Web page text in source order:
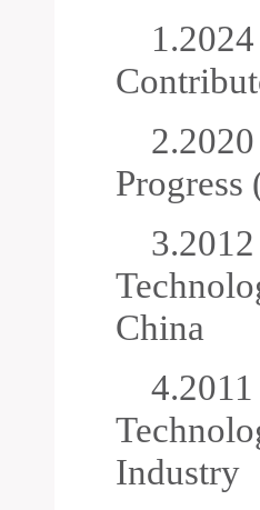
1.
2.
3.
China
4.
Industry